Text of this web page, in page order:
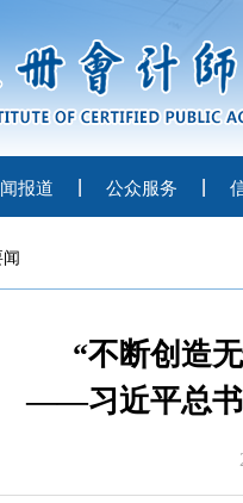
报道 公众服务
“不断创造
——习近平总书